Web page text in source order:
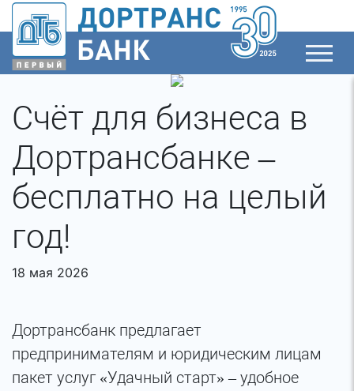
Счёт для бизнеса в
Дортрансбанке –
бесплатно на целый
год!
18 мая 2026
Дортрансбанк предлагает
предпринимателям и юридическим лицам
пакет услуг «Удачный старт» – удобное